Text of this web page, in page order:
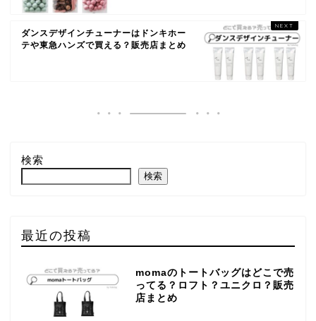
ダンスデザインチューナーはドンキホー
テや東急ハンズで買える？販売店まとめ
検索
検索
最近の投稿
momaのトートバッグはどこで売
ってる？ロフト？ユニクロ？販売
店まとめ